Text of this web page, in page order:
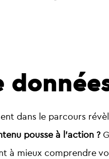
dans le parcours
pousse à l’action ?
à mieux comprendre